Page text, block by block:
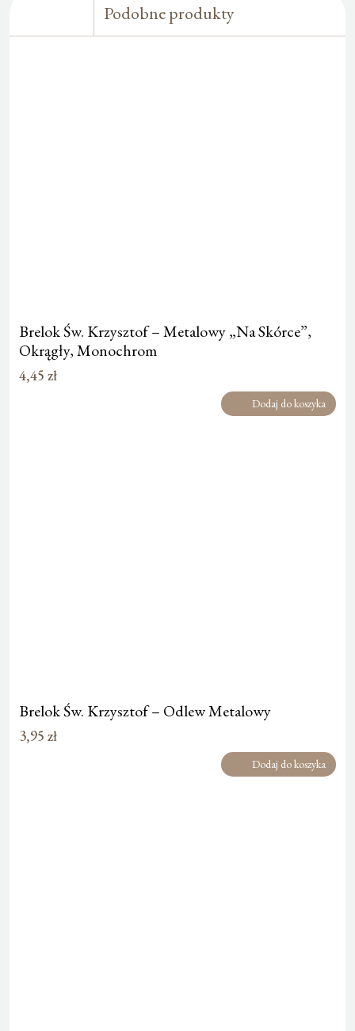
Podobne produkty
Brelok Św. Krzysztof – Metalowy „Na Skórce”,
Okrągły, Monochrom
4,45 zł
Dodaj do koszyka
Brelok Św. Krzysztof – Odlew Metalowy
3,95 zł
Dodaj do koszyka